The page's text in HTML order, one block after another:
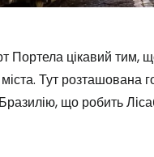
Портела цікавий
Тут розташована
що робить